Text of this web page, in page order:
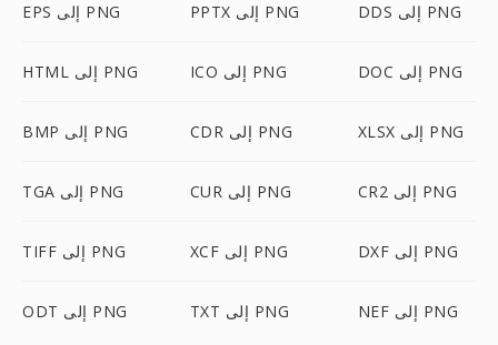
EPS إلى PNG PPTX إلى PNG DDS إلى PNG
HTML إلى PNG ICO إلى PNG DOC إلى PNG
BMP إلى PNG CDR إلى PNG XLSX إلى PNG
TGA إلى PNG CUR إلى PNG CR2 إلى PNG
TIFF إلى PNG XCF إلى PNG DXF إلى PNG
ODT إلى PNG TXT إلى PNG NEF إلى PNG